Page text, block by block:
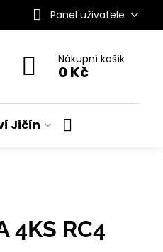
Panel uživatele
Nákupní košík
0 Kč
Jičín
4KS RC4